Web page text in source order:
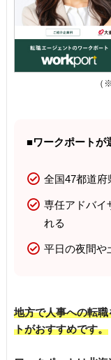
（
■ワークポートが
全国47都道府
専任アドバイ
れる
平日の夜間や
地方で人事への転
トがおすすめです。